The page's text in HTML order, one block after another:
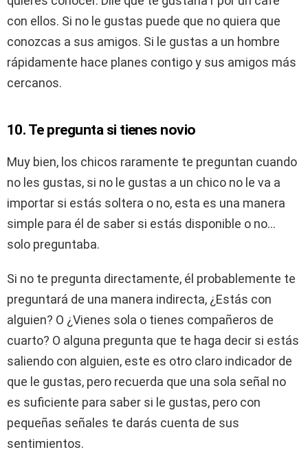
con ellos. Si no le gustas puede que no quiera que
conozcas a sus amigos. Si le gustas a un hombre
rápidamente hace planes contigo y sus amigos más
cercanos.
10. Te pregunta si tienes novio
Muy bien, los chicos raramente te preguntan cuando
no les gustas, si no le gustas a un chico no le va a
importar si estás soltera o no, esta es una manera
simple para él de saber si estás disponible o no…
solo preguntaba.
Si no te pregunta directamente, él probablemente te
preguntará de una manera indirecta, ¿Estás con
alguien? O ¿Vienes sola o tienes compañeros de
cuarto? O alguna pregunta que te haga decir si estás
saliendo con alguien, este es otro claro indicador de
que le gustas, pero recuerda que una sola señal no
es suficiente para saber si le gustas, pero con
pequeñas señales te darás cuenta de sus
sentimientos.